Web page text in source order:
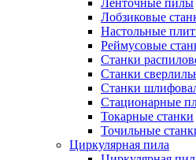
Ленточные пилы
Лобзиковые
Настольные
Реймусовые
Станки
Станки
Станки
Стационарные
Токарные станки
Точильные
Циркулярная пила